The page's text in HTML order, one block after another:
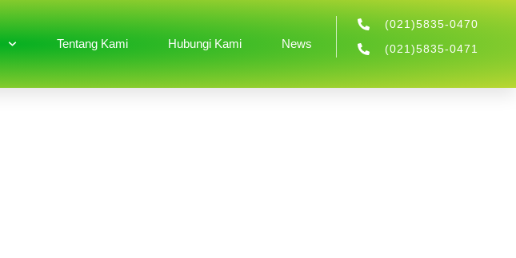
Tentang Kami Hubungi Kami News
(021)5835-0470
(021)5835-0471